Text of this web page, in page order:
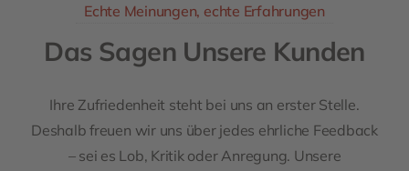
Echte Meinungen, echte Erfahrungen
Das Sagen Unsere Kunden
Ihre Zufriedenheit steht bei uns an erster Stelle.
Deshalb freuen wir uns über jedes ehrliche Feedback
– sei es Lob, Kritik oder Anregung. Unsere